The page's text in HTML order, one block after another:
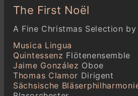
The First Noël
A Fine Christmas Selection by
Musica Lingua
Quintessenz Flötenensemble
Jaime González Oboe
Thomas Clamor Dirigent
Sächsische